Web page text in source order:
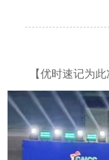
【优时速记为